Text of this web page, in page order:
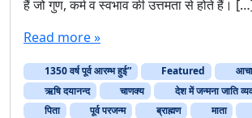
हैं जो गुण, कर्म व स्वभाव की उत्तमता से होते हैं।
Read more »
1350 वर्ष पूर्व आरम्भ हुई” Featured
ऋषि दयानन्द
चाणक्‍य देश में जन्मना जाति
पिता
पूर्व परजन्म ब्राह्मण माता